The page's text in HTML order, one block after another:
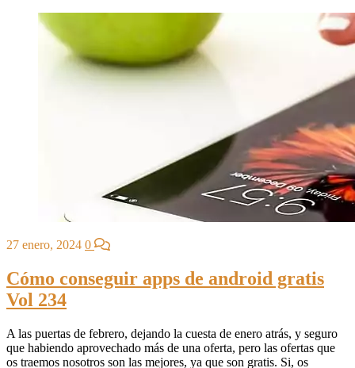
27 enero, 2024 0
Cómo conseguir apps de android gratis
Vol 234
A las puertas de febrero, dejando la cuesta de enero atrás, y seguro
que habiendo aprovechado más de una oferta, pero las ofertas que
os traemos nosotros son las mejores, ya que son gratis. Si, os